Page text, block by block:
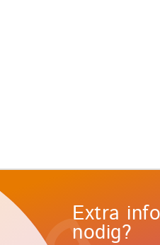
Extra
nodig?